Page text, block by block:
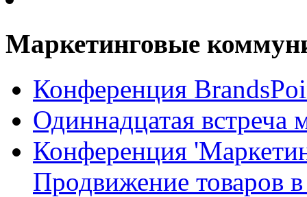
Маркетинговые
Конференция
Одиннадцатая
Конференция
Продвижение товаров